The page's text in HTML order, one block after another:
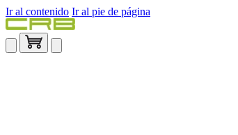
Ir al contenido Ir al pie de página